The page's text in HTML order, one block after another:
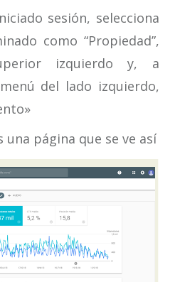
sesión, selecciona
como “Propiedad”,
izquierdo y, a
del lado izquierdo,
página que se ve así